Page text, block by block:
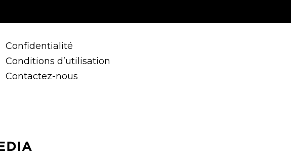
Confidentialité
Conditions d’utilisation
Contactez-nous